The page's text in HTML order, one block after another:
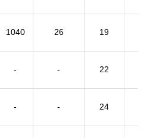
1040 26 19
- - 22
- - 24